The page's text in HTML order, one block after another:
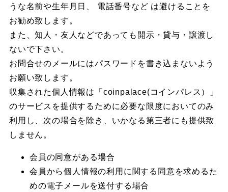
うな名前や生年月日、 電話番号など は避けることを
お勧め致します。
また、知人・友人などであっても開示・貸与・譲渡し
ないで下さい。
お問合せのメールにはパスワードを書き込まないよう
お願い致します。
収集された個人情報は「coinpalace(コインパレス）」
のサービスを提供するために必要な限度においてのみ
利用し、次の場合を除き、いかなる第三者にも提供致
しません。
会員の同意がある場合
会員から個人情報の利用に関する同意を求めるた
めの電子メールを送付する場合